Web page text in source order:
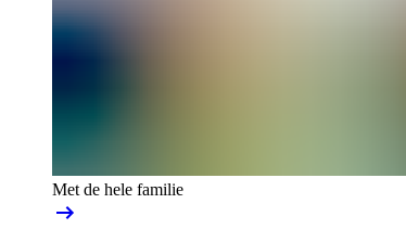
Met de hele familie